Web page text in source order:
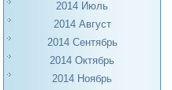
2014 Июль
2014 Август
2014 Сентябрь
2014 Октябрь
2014 Ноябрь